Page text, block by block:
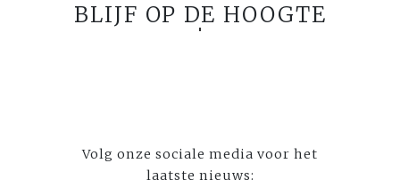
BLIJF OP DE HOOGTE
Volg onze sociale media voor het
laatste nieuws: